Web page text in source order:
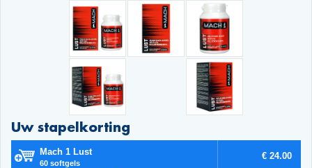
Uw stapelkorting
Mach 1 Lust
60 softgels
€ 24.00